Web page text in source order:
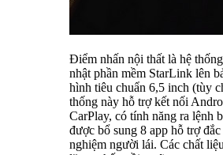
Điểm nhấn nội thất là hệ
nhật phần mềm StarLink lên
hình tiêu chuẩn 6,5 inch (tùy
thống này hỗ trợ kết nối
CarPlay, có tính năng ra lệnh
được bổ sung 8 app hỗ trợ
nghiệm người lái. Các chất